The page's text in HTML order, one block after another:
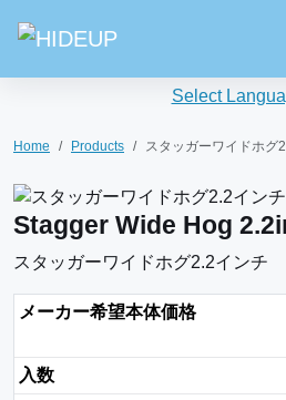
Select
Home Products スタッガーワイドホグ
Stagger Wide Hog
スタッガーワイドホグ2.2インチ
メーカー希望本体価格
入数